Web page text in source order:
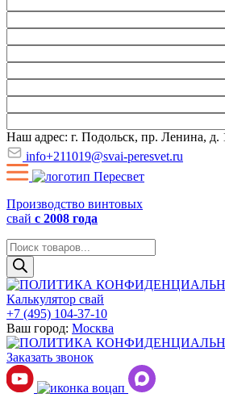
Наш адрес: г. Подольск, пр. Ленина, д.
info+211019@svai-peresvet.ru
Производство винтовых
свай с 2008 года
Поиск
товаров
Калькулятор свай
+7 (495) 104-37-10
Ваш город: Москва
Заказать звонок